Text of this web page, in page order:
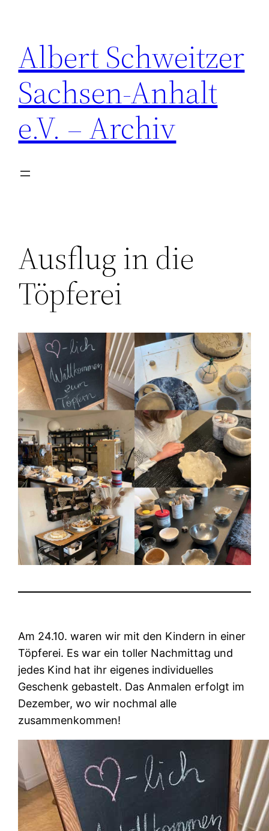
springen
Albert Schweitzer
Sachsen-Anhalt
e.V. – Archiv
Ausflug in die
Töpferei
Am 24.10. waren wir mit den Kindern in einer
Töpferei. Es war ein toller Nachmittag und
jedes Kind hat ihr eigenes individuelles
Geschenk gebastelt. Das Anmalen erfolgt im
Dezember, wo wir nochmal alle
zusammenkommen!